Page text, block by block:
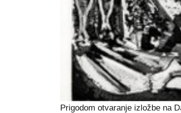
Prigodom otvaranje izložbe na